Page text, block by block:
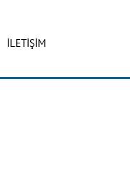
İLETİŞİM